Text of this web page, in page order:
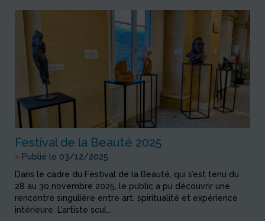
Festival de la Beauté 2025
> Publié le 03/12/2025
Dans le cadre du Festival de la Beauté, qui s’est tenu du
28 au 30 novembre 2025, le public a pu découvrir une
rencontre singulière entre art, spiritualité et expérience
intérieure. L’artiste scul...